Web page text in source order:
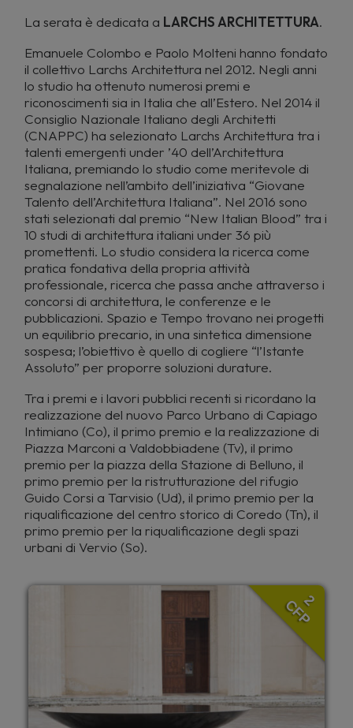
La serata è dedicata a LARCHS ARCHITETTURA.
Emanuele Colombo e Paolo Molteni hanno fondato
il collettivo Larchs Architettura nel 2012. Negli anni
lo studio ha ottenuto numerosi premi e
riconoscimenti sia in Italia che all’Estero. Nel 2014 il
Consiglio Nazionale Italiano degli Architetti
(CNAPPC) ha selezionato Larchs Architettura tra i
talenti emergenti under ’40 dell’Architettura
Italiana, premiando lo studio come meritevole di
segnalazione nell’ambito dell’iniziativa “Giovane
Talento dell’Architettura Italiana”. Nel 2016 sono
stati selezionati dal premio “New Italian Blood” tra i
10 studi di architettura italiani under 36 più
promettenti. Lo studio considera la ricerca come
pratica fondativa della propria attività
professionale, ricerca che passa anche attraverso i
concorsi di architettura, le conferenze e le
pubblicazioni. Spazio e Tempo trovano nei progetti
un equilibrio precario, in una sintetica dimensione
sospesa; l’obiettivo è quello di cogliere “l’Istante
Assoluto” per proporre soluzioni durature.
Tra i premi e i lavori pubblici recenti si ricordano la
realizzazione del nuovo Parco Urbano di Capiago
Intimiano (Co), il primo premio e la realizzazione di
Piazza Marconi a Valdobbiadene (Tv), il primo
premio per la piazza della Stazione di Belluno, il
primo premio per la ristrutturazione del rifugio
Guido Corsi a Tarvisio (Ud), il primo premio per la
riqualificazione del centro storico di Coredo (Tn), il
primo premio per la riqualificazione degli spazi
urbani di Vervio (So).
2
CFP